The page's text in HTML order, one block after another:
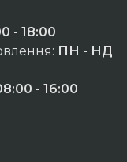
- 18:00
ПН - НД
- 16:00